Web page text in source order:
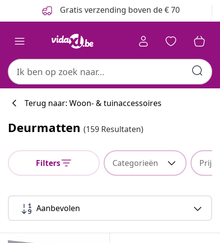
Gratis verzending boven de € 70
Terug naar: Woon- & tuinaccessoires
Deurmatten (159 Resultaten)
Filters Categorieën Prijs
Aanbevolen